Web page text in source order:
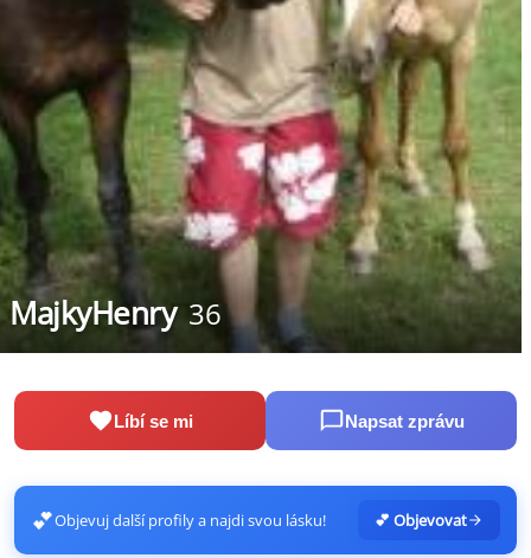
MajkyHenry 36
Líbí se mi Napsat zprávu
💕Objevuj další profily a najdi svou lásku! 💕 Objevovat